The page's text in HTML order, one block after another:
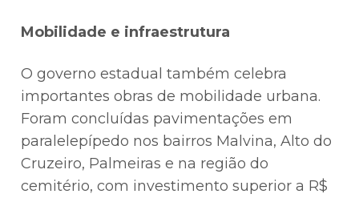
Mobilidade e infraestrutura
O governo estadual também celebra
importantes obras de mobilidade urbana.
Foram concluídas pavimentações em
paralelepípedo nos bairros Malvina, Alto do
Cruzeiro, Palmeiras e na região do
cemitério, com investimento superior a R$